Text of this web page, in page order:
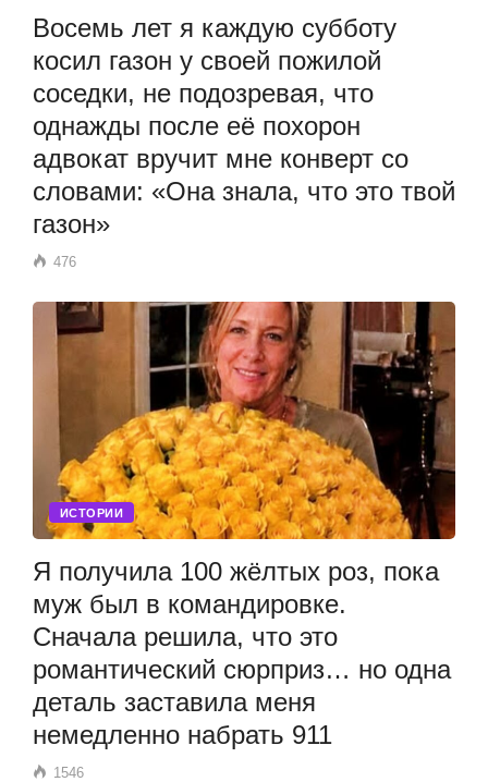
Восемь лет я каждую субботу
косил газон у своей пожилой
соседки, не подозревая, что
однажды после её похорон
адвокат вручит мне конверт со
словами: «Она знала, что это твой
газон»
476
ИСТОРИИ
Я получила 100 жёлтых роз, пока
муж был в командировке.
Сначала решила, что это
романтический сюрприз… но одна
деталь заставила меня
немедленно набрать 911
1546